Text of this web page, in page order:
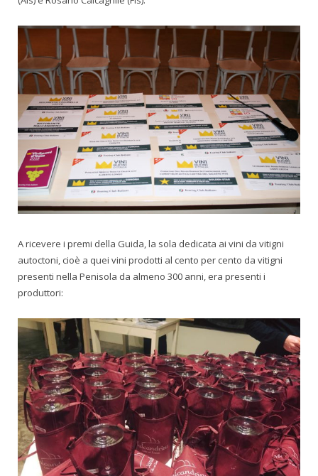
A ricevere i premi della Guida, la sola dedicata ai vini da vitigni
autoctoni, cioè a quei vini prodotti al cento per cento da vitigni
presenti nella Penisola da almeno 300 anni, era presenti i
produttori: